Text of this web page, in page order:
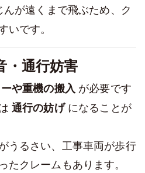
んが遠くまで飛ぶため、ク
いです。
・通行妨害
や重機の搬入 が必要です
通行の妨げになることが
うるさい、工事車両が歩行
クレームもあります。